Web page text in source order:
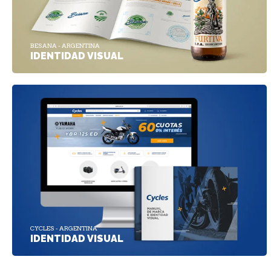
BESANA - ARGENTINA
IDENTIDAD VISUAL
CYCLES - ARGENTINA
IDENTIDAD VISUAL